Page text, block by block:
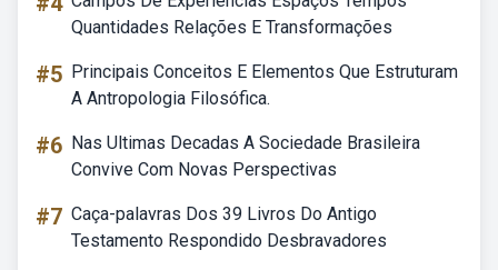
Quantidades Relações E Transformações
#5 Principais Conceitos E Elementos Que Estruturam
A Antropologia Filosófica.
#6 Nas Ultimas Decadas A Sociedade Brasileira
Convive Com Novas Perspectivas
#7 Caça-palavras Dos 39 Livros Do Antigo
Testamento Respondido Desbravadores